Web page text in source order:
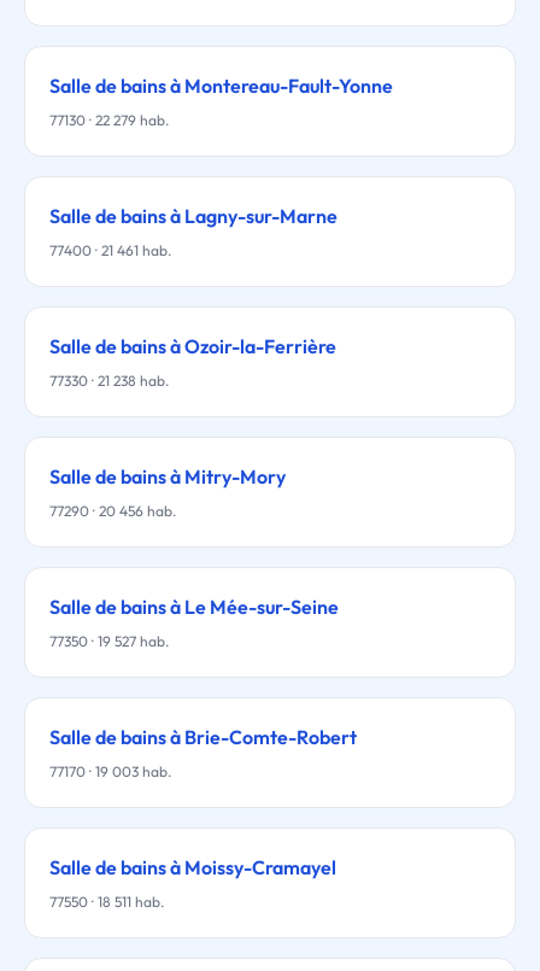
Salle de bains à Montereau-Fault-Yonne
77130 · 22 279 hab.
Salle de bains à Lagny-sur-Marne
77400 · 21 461 hab.
Salle de bains à Ozoir-la-Ferrière
77330 · 21 238 hab.
Salle de bains à Mitry-Mory
77290 · 20 456 hab.
Salle de bains à Le Mée-sur-Seine
77350 · 19 527 hab.
Salle de bains à Brie-Comte-Robert
77170 · 19 003 hab.
Salle de bains à Moissy-Cramayel
77550 · 18 511 hab.